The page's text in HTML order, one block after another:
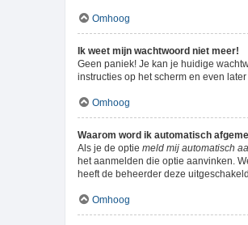
Omhoog
Ik weet mijn wachtwoord niet meer!
Geen paniek! Je kan je huidige
instructies op het scherm en even
Omhoog
Waarom word ik automatisch
Als je de optie meld mij automatisch
het aanmelden die optie aanvinken.
heeft de beheerder deze uitgeschakeld.
Omhoog